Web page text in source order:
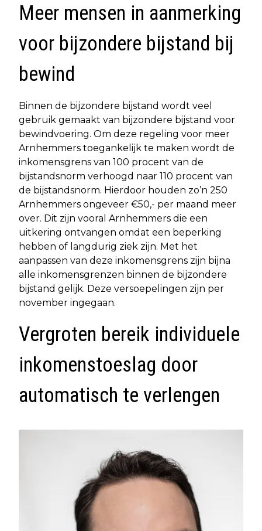
Meer mensen in aanmerking
voor bijzondere bijstand bij
bewind
Binnen de bijzondere bijstand wordt veel
gebruik gemaakt van bijzondere bijstand voor
bewindvoering. Om deze regeling voor meer
Arnhemmers toegankelijk te maken wordt de
inkomensgrens van 100 procent van de
bijstandsnorm verhoogd naar 110 procent van
de bijstandsnorm. Hierdoor houden zo’n 250
Arnhemmers ongeveer €50,- per maand meer
over. Dit zijn vooral Arnhemmers die een
uitkering ontvangen omdat een beperking
hebben of langdurig ziek zijn. Met het
aanpassen van deze inkomensgrens zijn bijna
alle inkomensgrenzen binnen de bijzondere
bijstand gelijk. Deze versoepelingen zijn per
november ingegaan.
Vergroten bereik individuele
inkomenstoeslag door
automatisch te verlengen